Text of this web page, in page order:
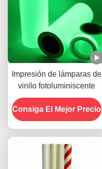
Impresión de lámparas de
vinilo fotoluminiscente
Consiga El Mejor Precio